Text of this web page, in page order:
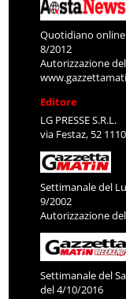
Quotidiano
8/2012
Autorizzazione
Editore
LG PRESSE S.R.L.
via Festaz, 52
Settimanale del
9/2002
Autorizzazione
Settimanale del
del 4/10/2016